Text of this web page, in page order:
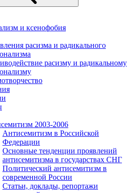
и ксенофобия
расизма и радикального
расизму и радикальному
2003-2006
Антисемитизм в Российской
Федерации
Основные тенденции проявлений
антисемитизма в государствах СНГ
Политический антисемитизм в
современной России
Статьи, доклады, репортажи